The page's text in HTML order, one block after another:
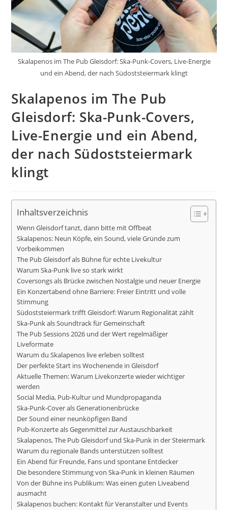
Skalapenos im The Pub Gleisdorf: Ska-Punk-Covers, Live-Energie
und ein Abend, der nach Südoststeiermark klingt
Skalapenos im The Pub
Gleisdorf: Ska-Punk-Covers,
Live-Energie und ein Abend,
der nach Südoststeiermark
klingt
Inhaltsverzeichnis
Wenn Gleisdorf tanzt, dann bitte mit Offbeat
Skalapenos: Neun Köpfe, ein Sound, viele Gründe zum
Vorbeikommen
The Pub Gleisdorf als Bühne für echte Livekultur
Warum Ska-Punk live so stark wirkt
Coversongs als Brücke zwischen Nostalgie und neuer Energie
Ein Konzertabend ohne Barriere: Freier Eintritt und volle
Stimmung
Südoststeiermark trifft Gleisdorf: Warum Regionalität zählt
Ska-Punk als Soundtrack für Gemeinschaft
The Pub Sessions 2026 und der Wert regelmäßiger
Liveformate
Warum du Skalapenos live erleben solltest
Der perfekte Start ins Wochenende in Gleisdorf
Aktuelle Themen: Warum Livekonzerte wieder wichtiger
werden
Social Media, Pub-Kultur und Mundpropaganda
Ska-Punk-Cover als Generationenbrücke
Der Sound einer neunköpfigen Band
Pub-Konzerte als Gegenmittel zur Austauschbarkeit
Skalapenos, The Pub Gleisdorf und Ska-Punk in der Steiermark
Warum du regionale Bands unterstützen solltest
Ein Abend für Freunde, Fans und spontane Entdecker
Die besondere Stimmung von Ska-Punk in kleinen Räumen
Von der Bühne ins Publikum: Was einen guten Liveabend
ausmacht
Skalapenos buchen: Kontakt für Veranstalter und Events